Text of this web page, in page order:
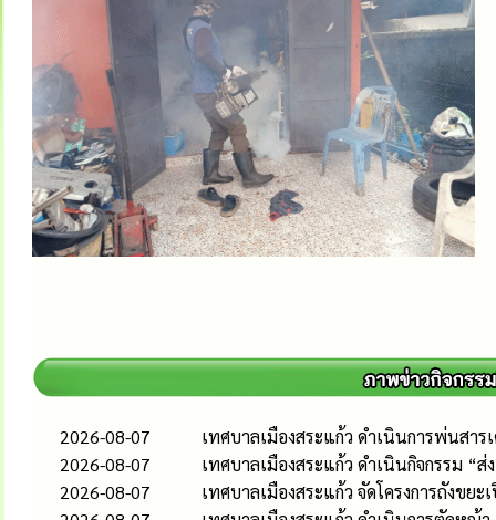
2026-08-07
เทศบาลเมืองสระแก้ว ดำเนินการพ่นสา
2026-08-07
เทศบาลเมืองสระแก้ว ดำเนินกิจกรรม “
2026-08-07
เทศบาลเมืองสระแก้ว จัดโครงการถังขยะ